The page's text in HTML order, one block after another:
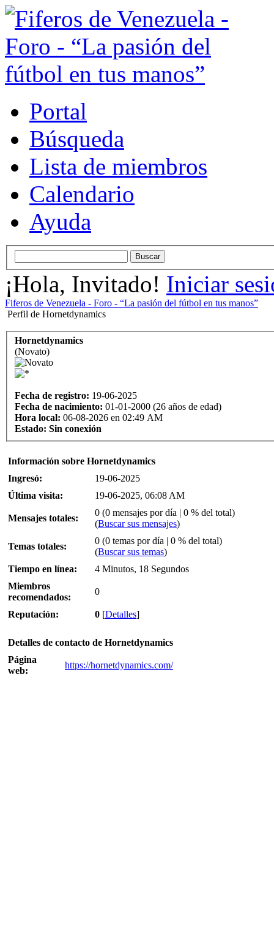
Portal
Búsqueda
Lista de miembros
Calendario
Ayuda
¡Hola, Invitado! Iniciar
Fiferos de Venezuela - Foro - “La pasión del fútbol en tus manos”
Perfil de Hornetdynamics
Hornetdynamics
(Novato)
Fecha de registro: 19-06-2025
Fecha de nacimiento: 01-01-2000 (26 años de edad)
Hora local: 06-08-2026 en 02:49 AM
Estado: Sin conexión
Información sobre Hornetdynamics
Ingresó:
19-06-2025
Última visita:
19-06-2025, 06:08 AM
Mensajes totales:
0 (0 mensajes por día | 0 % del total)
(Buscar sus mensajes)
Temas totales:
0 (0 temas por día | 0 % del total)
(Buscar sus temas)
Tiempo en línea:
4 Minutos, 18 Segundos
Miembros
recomendados:
0
Reputación: 0 [Detalles]
Detalles de contacto de Hornetdynamics
Página
web:
https://hornetdynamics.com/